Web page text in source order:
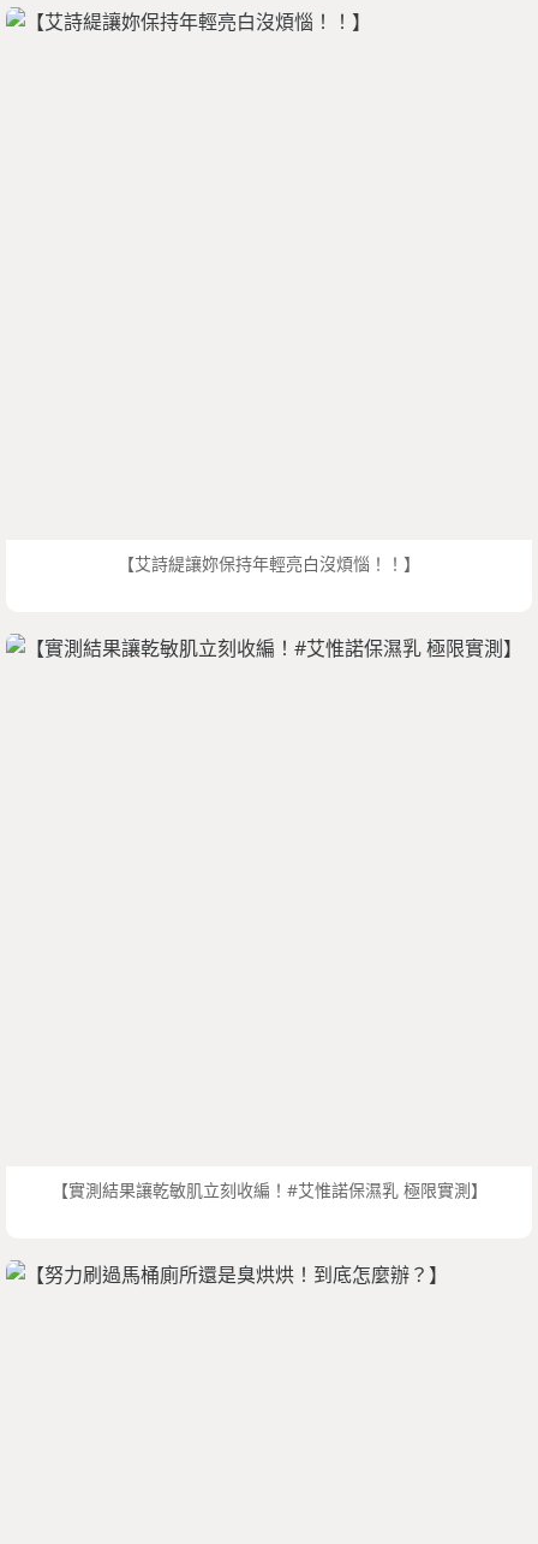
【艾詩緹讓妳保持年輕亮白沒煩惱！！】
【實測結果讓乾敏肌立刻收編！#艾惟諾保濕乳 極限實測】